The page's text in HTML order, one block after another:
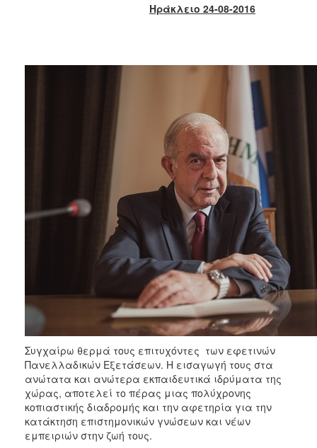
2012
Ηράκλειο 24-08-2016
Συγχαίρω θερμά τους επιτυχόντες των εφετινών
Πανελλαδικών Εξετάσεων. Η εισαγωγή τους στα
ανώτατα και ανώτερα εκπαιδευτικά ιδρύματα της
χώρας, αποτελεί το πέρας μιας πολύχρονης
κοπιαστικής διαδρομής και την αφετηρία για την
κατάκτηση επιστημονικών γνώσεων και νέων
εμπειριών στην ζωή τους.